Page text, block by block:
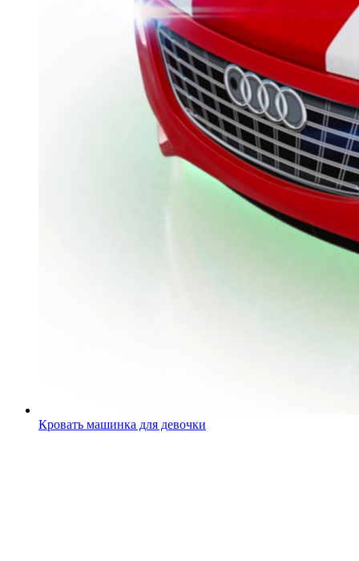
Кровать машинка для девочки